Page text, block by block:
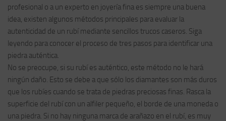
profesional o a un experto en joyería fina es siempre una buena
idea, existen algunos métodos principales para evaluar la
autenticidad de un rubí mediante sencillos trucos caseros. Siga
leyendo para conocer el proceso de tres pasos para identificar una
piedra auténtica.
No se preocupe, si su rubí es auténtico, este método no le hará
ningún daño. Esto se debe a que sólo los diamantes son más duros
que los rubíes cuando se trata de piedras preciosas finas. Rasca la
superficie del rubí con un alfiler pequeño, el borde de una moneda o
una piedra. Si no hay ninguna marca de arañazo en el rubí, es muy